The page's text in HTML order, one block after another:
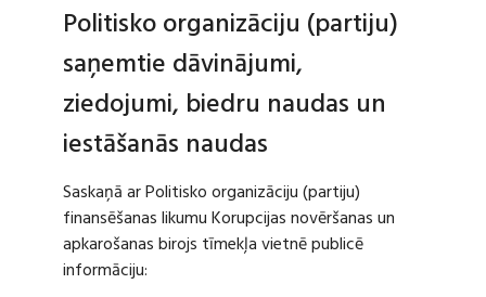
Politisko organizāciju (partiju)
saņemtie dāvinājumi,
ziedojumi, biedru naudas un
iestāšanās naudas
Saskaņā ar Politisko organizāciju (partiju)
finansēšanas likumu Korupcijas novēršanas un
apkarošanas birojs tīmekļa vietnē publicē
informāciju: